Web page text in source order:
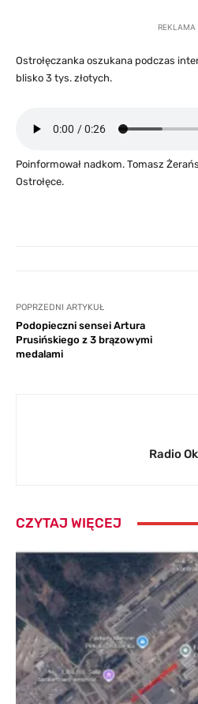
REKLAMA
Ostrołęczanka oszukana podczas
blisko 3 tys. złotych.
Poinformował nadkom. Tomasz
Ostrołęce.
POPRZEDNI ARTYKUŁ
Podopieczni sensei Artura
Prusińskiego z 3 brązowymi
medalami
Radio
CZYTAJ WIĘCEJ